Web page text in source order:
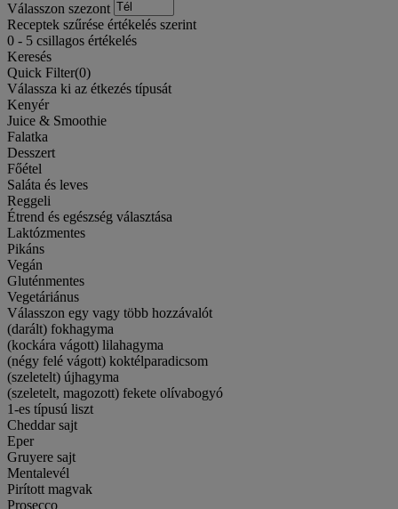
Válasszon szezont
Receptek szűrése értékelés szerint
0 - 5 csillagos értékelés
Keresés
Quick Filter(0)
Válassza ki az étkezés típusát
Kenyér
Juice & Smoothie
Falatka
Desszert
Főétel
Saláta és leves
Reggeli
Étrend és egészség választása
Laktózmentes
Pikáns
Vegán
Gluténmentes
Vegetáriánus
Válasszon egy vagy több hozzávalót
(darált) fokhagyma
(kockára vágott) lilahagyma
(négy felé vágott) koktélparadicsom
(szeletelt) újhagyma
(szeletelt, magozott) fekete olívabogyó
1-es típusú liszt
Cheddar sajt
Eper
Gruyere sajt
Mentalevél
Pirított magvak
Prosecco